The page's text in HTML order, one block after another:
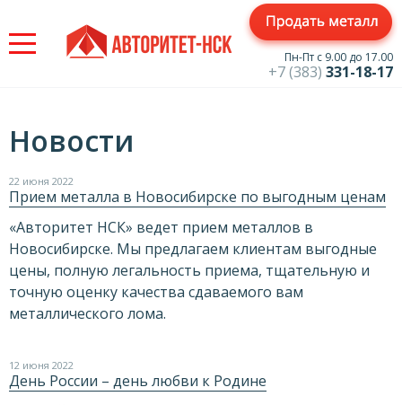
to
navigation
Пн-Пт с 9.00 до 17.00
+7 (383) 331-18-17
Новости
22 июня 2022
Прием металла в Новосибирске по выгодным ценам
«Авторитет НСК» ведет прием металлов в
Новосибирске. Мы предлагаем клиентам выгодные
цены, полную легальность приема, тщательную и
точную оценку качества сдаваемого вам
металлического лома.
12 июня 2022
День России – день любви к Родине